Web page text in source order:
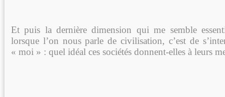
Et puis la dernière dimension qui me semble
lorsque l’on nous parle de civilisation, c’est de
« moi » : quel idéal ces sociétés donnent-elles à leurs